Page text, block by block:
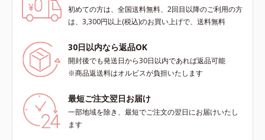
初めての方は、全国送料無料、2回目以降のご利用の方
は、3,300円以上(税込)のお買い上げで、送料無料
30日以内なら返品OK
開封後でも発送日から30日以内であれば返品可能
※商品返送料はオルビスが負担いたします
最短ご注文翌日お届け
一部地域を除き、最短でご注文の翌日にお届けいたし
ます